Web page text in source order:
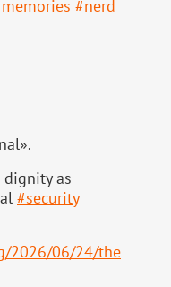
memories #nerd
as
#security
2026/06/24/the